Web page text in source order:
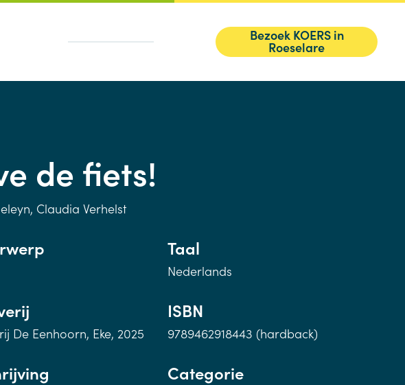
Bezoek KOERS in
Roeselare
de fiets!
Claudia Verhelst
Taal
Nederlands
De Eenhoorn, Eke, 2025
ISBN
9789462918443 (hardback)
Categorie